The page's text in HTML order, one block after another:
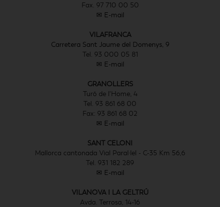
Fax. 97 710 00 50
✉ E-mail
VILAFRANCA
Carretera Sant Jaume del Domenys, 9
Tel. 93 000 05 81
✉ E-mail
GRANOLLERS
Turó de l'Home, 4
Tel. 93 861 68 00
Fax: 93 861 68 02
✉ E-mail
SANT CELONI
Mallorca cantonada Vial Paral·lel - C-35 Km 56,6
Tel. 931 182 289
✉ E-mail
VILANOVA I LA GELTRÚ
Avda. Terrosa, 14-16